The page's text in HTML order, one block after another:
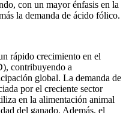
con un mayor énfasis en la
la demanda de ácido fólico.
rápido crecimiento en el
contribuyendo a
global. La demanda de
por el creciente sector
en la alimentación animal
del ganado. Además, el